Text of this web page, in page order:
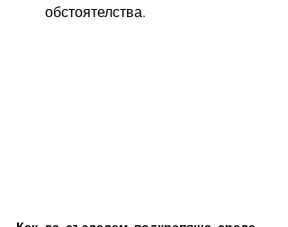
обстоятелства.